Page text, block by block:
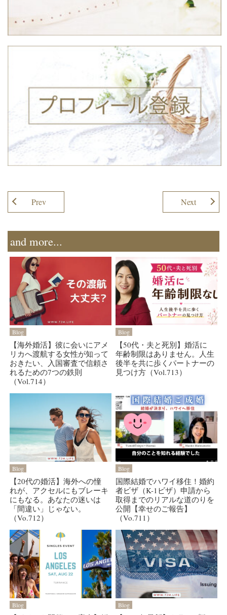
Prev Next
and more...
Blog
【海外婚活】彼に会いにアメ
リカへ渡航する女性が知って
おきたい、入国審査で信頼さ
れるための7つの鉄則
（Vol.714）
Blog
【50代・夫と死別】婚活に
年齢制限はありません。人生
後半を共に歩くパートナーの
見つけ方（Vol.713）
Blog
【20代の婚活】海外への憧
れが、アクセルにもブレーキ
にもなる。あなたの迷いは
「間違い」じゃない。
（Vo.712）
Blog
国際結婚でハワイ移住！婚約
者ビザ（K-1ビザ）申請から
取得までのリアルな道のりを
公開【幸せのご報告】
（Vo.711）
Blog Blog